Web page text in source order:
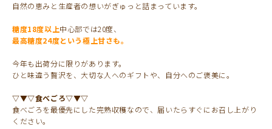
自然の恵みと生産者の想いがぎゅっと詰まっています。
糖度18度以上中心部では20度、
最高糖度24度という極上甘さも。
今年も出荷分に限りがあります。
ひと味違う贅沢を、大切な人へのギフトや、自分へのご褒美に。
▽▼▽食べごろ▽▼▽
食べごろを最優先にした完熟収穫なので、届いたらすぐにお召し上がり
ください。